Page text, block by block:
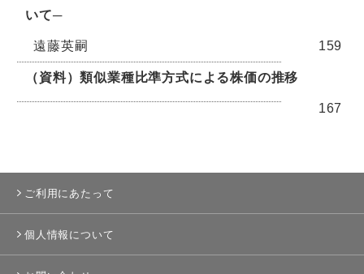
いて─
遠藤英嗣 159
（資料）類似業種比準方式による株価の推移
167
ご利用にあたって
個人情報について